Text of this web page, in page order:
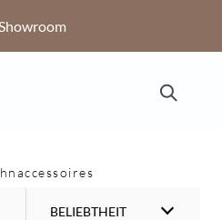
BELIEBTHEIT